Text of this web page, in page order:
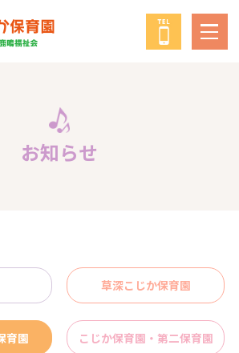
鹿鳴福祉会
教育・保育の方針
お知らせ
草深こじか保育園
育園 こじか保育園・第二保育園